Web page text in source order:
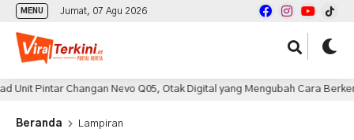
MENU Jumat, 07 Agu 2026
Pintar Changan Nevo Q05, Otak Digital yang Mengubah Cara
Beranda Lampiran